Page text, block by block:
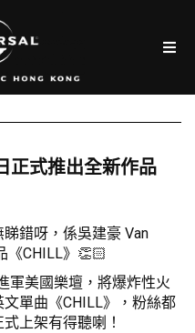
正式推出全新作品
錯呀，係吳建豪 Van
《CHILL》👏🏻
軍美國樂壇，將爆炸性火
單曲《CHILL》，粉絲都
上架有得聽喇！